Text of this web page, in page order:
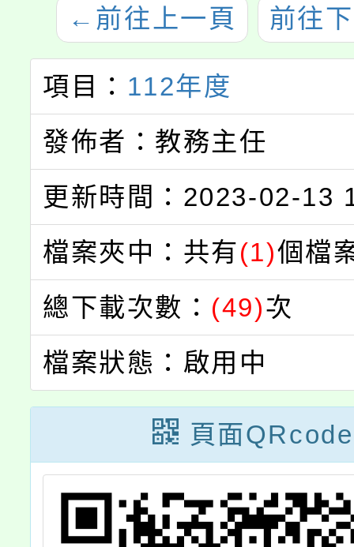
← 前往上一頁 前往
項目： 112年度
發佈者：教務主任
更新時間：2023-02-13
檔案夾中：共有(1)個檔
總下載次數： (49)次
檔案狀態：啟用中
頁面QRcode